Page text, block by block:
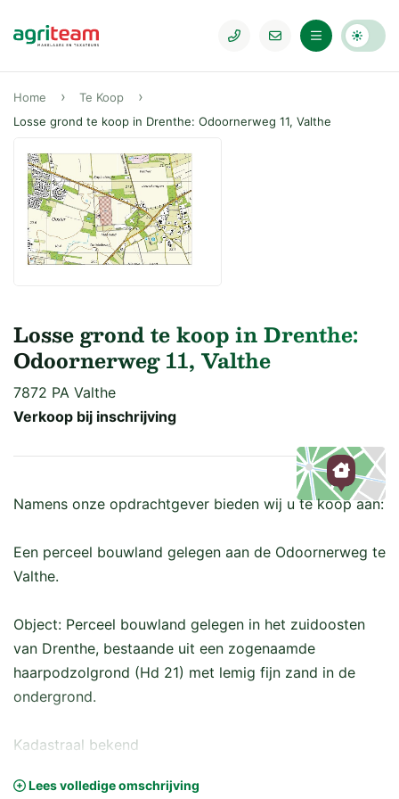
Home
Te Koop
Losse grond te koop in Drenthe: Odoornerweg 11, Valthe
Kaart
Losse grond te koop in Drenthe:
Odoornerweg 11, Valthe
7872 PA Valthe
Verkoop bij inschrijving
Namens onze opdrachtgever bieden wij u te koop aan:
Een perceel bouwland gelegen aan de Odoornerweg te
Valthe.
Object: Perceel bouwland gelegen in het zuidoosten
van Drenthe, bestaande uit een zogenaamde
haarpodzolgrond (Hd 21) met lemig fijn zand in de
ondergrond.
Kadastraal bekend
Odoorn S 640 06.82.25 ha
Lees volledige omschrijving